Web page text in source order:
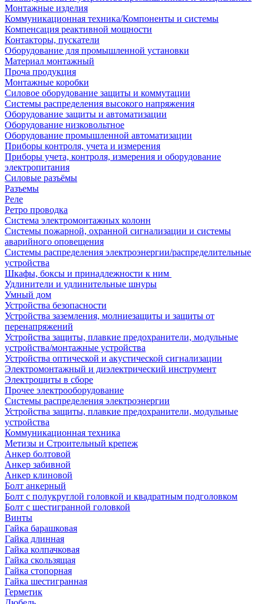
Монтажные изделия
Коммуникационная техника/Компоненты и системы
Компенсация реактивной мощности
Контакторы, пускатели
Оборудование для промышленной установки
Материал монтажный
Проча продукция
Монтажные коробки
Силовое оборудование защиты и коммутации
Системы распределения высокого напряжения
Оборудование защиты и автоматизации
Оборудование низковольтное
Оборудование промышленной автоматизации
Приборы контроля, учета и измерения
Приборы учета, контроля, измерения и оборудование
электропитания
Силовые разъёмы
Разъемы
Реле
Ретро проводка
Система электромонтажных колонн
Системы пожарной, охранной сигнализации и системы
аварийного оповещения
Системы распределения электроэнергии/распределительные
устройства
Шкафы, боксы и принадлежности к ним
Удлинители и удлинительные шнуры
Умный дом
Устройства безопасности
Устройства заземления, молниезащиты и защиты от
перенапряжений
Устройства защиты, плавкие предохранители, модульные
устройства/монтажные устройства
Устройства оптической и акустической сигнализации
Электромонтажный и диэлектрический инструмент
Электрощиты в сборе
Прочее электрооборудование
Системы распределения электроэнергии
Устройства защиты, плавкие предохранители, модульные
устройства
Коммуникационная техника
Метизы и Строительный крепеж
Анкер болтовой
Анкер забивной
Анкер клиновой
Болт анкерный
Болт с полукруглой головкой и квадратным подголовком
Болт с шестигранной головкой
Винты
Гайка барашковая
Гайка длинная
Гайка колпачковая
Гайка скользящая
Гайка стопорная
Гайка шестигранная
Герметик